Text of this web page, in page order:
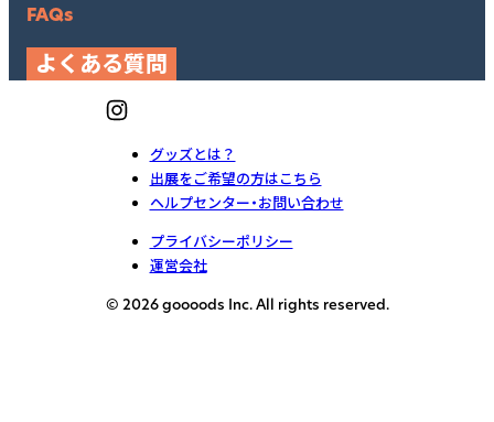
FAQs
よくある質問
グッズとは？
出展をご希望の方はこちら
ヘルプセンター・お問い合わせ
プライバシーポリシー
運営会社
© 2026 goooods Inc. All rights reserved.